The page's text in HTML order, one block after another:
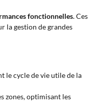
fonctionnelles. Ces
la gestion de grandes
le cycle de vie utile de la
zones, optimisant les